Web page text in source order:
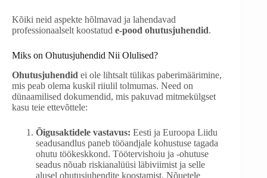
Kõiki neid aspekte hõlmavad ja lahendavad
professionaalselt koostatud e-pood ohutusjuhendid.
Miks on Ohutusjuhendid Nii Olulised?
Ohutusjuhendid ei ole lihtsalt tülikas paberimäärimine,
mis peab olema kuskil riiulil tolmumas. Need on
dünaamilised dokumendid, mis pakuvad mitmekülgset
kasu teie ettevõttele:
Õigusaktidele vastavus: Eesti ja Euroopa Liidu
seadusandlus paneb tööandjale kohustuse tagada
ohutu töökeskkond. Töötervishoiu ja -ohutuse
seadus nõuab riskianalüüsi läbiviimist ja selle
alusel ohutusjuhendite koostamist. Nõuetele